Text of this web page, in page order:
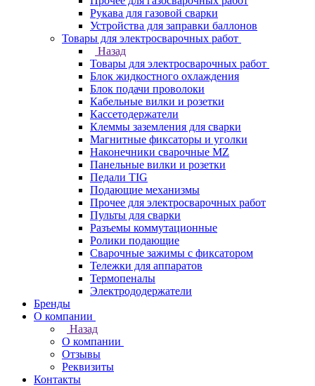
Рукава для газовой сварки
Устройства для заправки баллонов
Товары для электросварочных работ
Назад
Товары для электросварочных работ
Блок жидкостного охлаждения
Блок подачи проволоки
Кабельные вилки и розетки
Кассетодержатели
Клеммы заземления для сварки
Магнитные фиксаторы и уголки
Наконечники сварочные MZ
Панельные вилки и розетки
Педали TIG
Подающие механизмы
Прочее для электросварочных работ
Пульты для сварки
Разъемы коммутационные
Ролики подающие
Сварочные зажимы с фиксатором
Тележки для аппаратов
Термопеналы
Электрододержатели
Бренды
О компании
Назад
О компании
Отзывы
Реквизиты
Контакты